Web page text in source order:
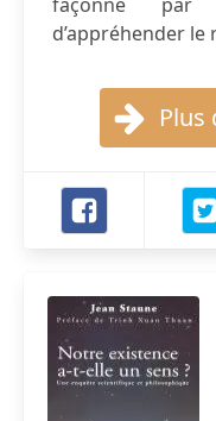
d’appréhender le